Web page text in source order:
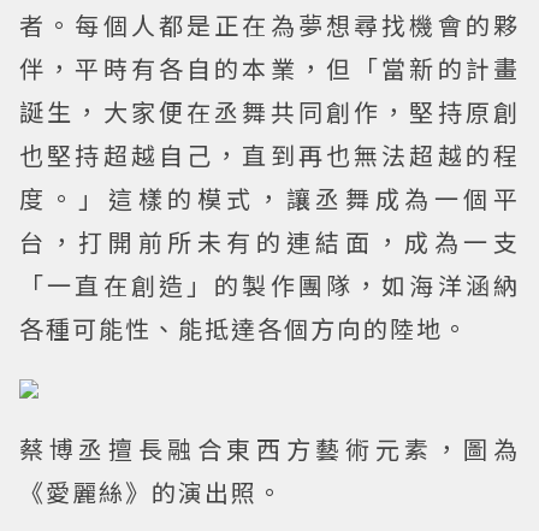
者。每個人都是正在為夢想尋找機會的夥
伴，平時有各自的本業，但「當新的計畫
誕生，大家便在丞舞共同創作，堅持原創
也堅持超越自己，直到再也無法超越的程
度。」這樣的模式，讓丞舞成為一個平
台，打開前所未有的連結面，成為一支
「一直在創造」的製作團隊，如海洋涵納
各種可能性、能抵達各個方向的陸地。
蔡博丞擅長融合東西方藝術元素，圖為
《愛麗絲》的演出照。